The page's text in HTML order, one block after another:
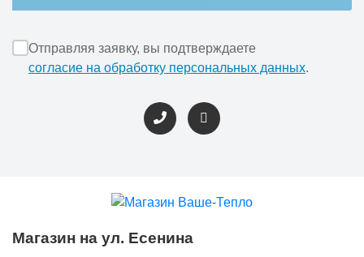
Отправляя заявку, вы подтверждаете
согласие на обработку персональных данных.
Магазин на ул. Есенина